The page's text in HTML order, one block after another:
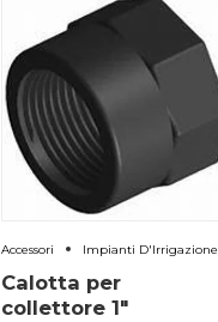
Accessori Impianti D'Irrigazione
Calotta per
collettore 1″